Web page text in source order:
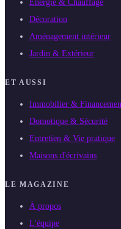
Énergie & Chauffage
Décoration
Aménagement intérieur
Jardin & Extérieur
ET AUSSI
Immobilier &
Domotique & Sécurité
Entretien & Vie pratique
Maisons d'écrivains
LE MAGAZINE
À propos
L'équipe